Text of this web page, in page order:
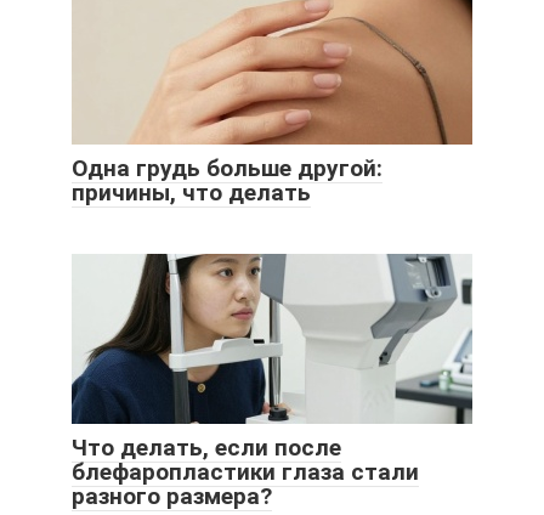
Одна грудь больше другой:
причины, что делать
Что делать, если после
блефаропластики глаза стали
разного размера?